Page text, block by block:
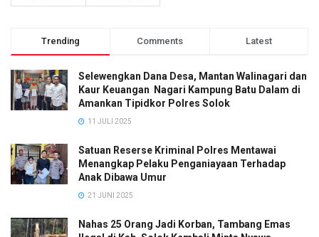
Trending Comments Latest
Selewengkan Dana Desa, Mantan Walinagari dan
Kaur Keuangan Nagari Kampung Batu Dalam di
Amankan Tipidkor Polres Solok
11 JULI 2025
Satuan Reserse Kriminal Polres Mentawai
Menangkap Pelaku Penganiayaan Terhadap
Anak Dibawa Umur
21 JUNI 2025
Nahas 25 Orang Jadi Korban, Tambang Emas